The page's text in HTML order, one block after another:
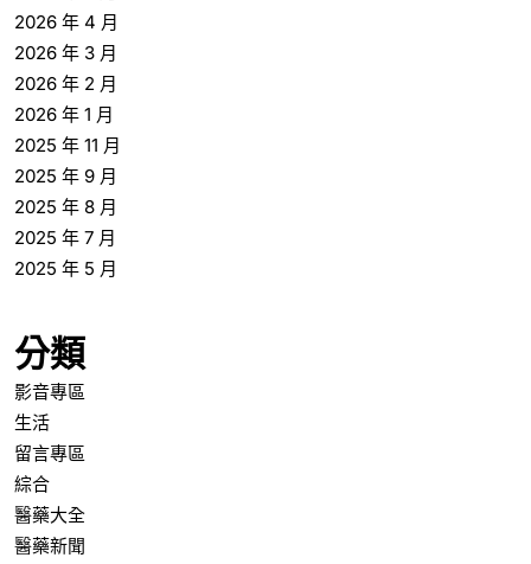
2026 年 4 月
2026 年 3 月
2026 年 2 月
2026 年 1 月
2025 年 11 月
2025 年 9 月
2025 年 8 月
2025 年 7 月
2025 年 5 月
分類
影音專區
生活
留言專區
綜合
醫藥大全
醫藥新聞